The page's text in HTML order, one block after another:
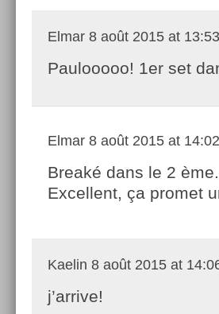
Elmar 8 août 2015 at 13:53
Paulooooo! 1er set
Elmar 8 août 2015 at 14:02
Breaké dans le 2 ème.
Excellent, ça promet
Kaelin 8 août 2015 at
j’arrive!